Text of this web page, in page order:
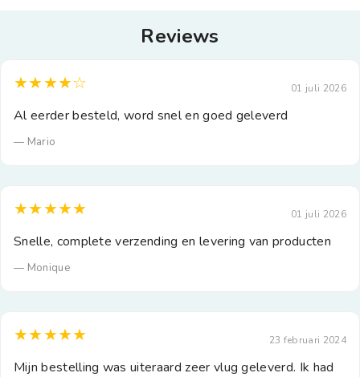
Reviews
★★★★☆ 01 juli 2026
Al eerder besteld, word snel en goed geleverd
— Mario
★★★★★ 01 juli 2026
Snelle, complete verzending en levering van producten
— Monique
★★★★★ 23 februari 2024
Mijn bestelling was uiteraard zeer vlug geleverd. Ik had